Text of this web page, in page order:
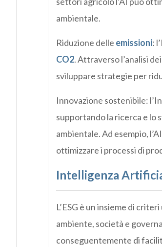
ambientale.
Riduzione delle emissioni:
CO2. Attraverso l’analisi
sviluppare strategie per
Innovazione sostenibile:
supportando la ricerca e lo
ambientale. Ad esempio,
ottimizzare i processi di
Intelligenza
L’ESG è un insieme di
ambiente, società e
conseguentemente di